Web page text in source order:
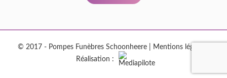
© 2017 - Pompes Funèbres Schoonheere | Mentions légales
Réalisation :